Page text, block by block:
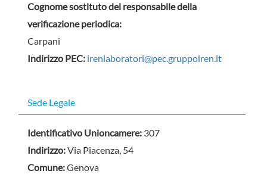
Cognome sostituto del responsabile della
verificazione periodica:
Carpani
Indirizzo PEC: irenlaboratori@pec.gruppoiren.it
Sede Legale
Identificativo Unioncamere: 307
Indirizzo:Via Piacenza, 54
Comune:Genova